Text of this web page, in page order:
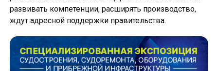
развивать компетенции, расширять производство,
ждут адресной поддержки правительства.